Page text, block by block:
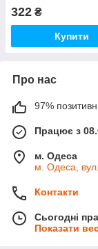
322 ₴
Купити
Про нас
97%
Працює з
м. Одеса
м. Одеса,
Контакти
Сьогодні
Показати